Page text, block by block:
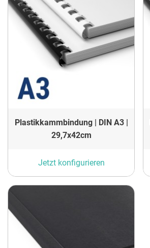
Plastikkammbindung | DIN A3 |
29,7x42cm
Jetzt konfigurieren